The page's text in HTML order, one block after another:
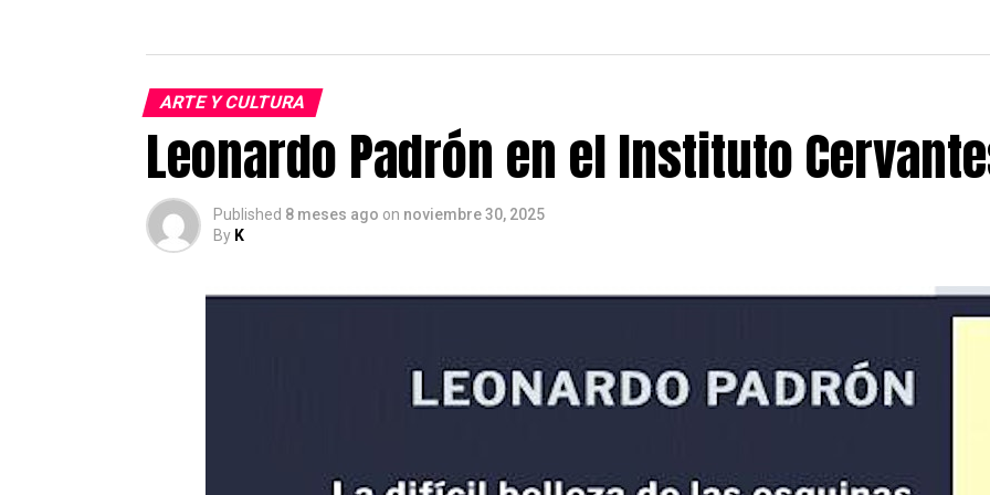
ARTE Y CULTURA
Leonardo Padrón en el Instituto
Published 8 meses ago on noviembre 30, 2025
By K